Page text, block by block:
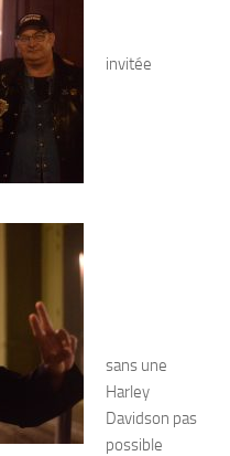
invitée
sans une
Harley
Davidson pas
possible